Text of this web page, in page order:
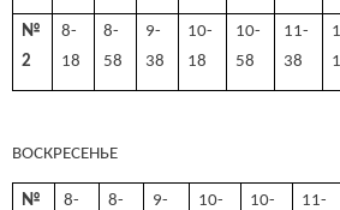
№
2
8-
18
8-
58
9-
38
10-
18
10-
58
11-
38
ВОСКРЕСЕНЬЕ
№
8-
8-
9-
10-
10-
11-